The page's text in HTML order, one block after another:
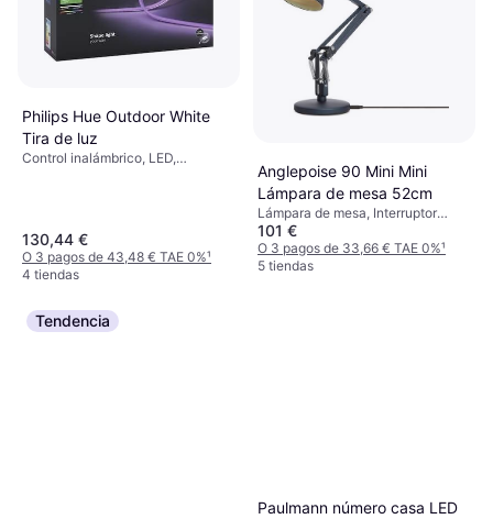
Philips Hue Outdoor White
Tira de luz
Control inalámbrico, LED,
130,44 €
O 3 pagos de 43,48 € TAE 0%¹
4 tiendas
Anglepoise 90 Mini Mini
Lámpara de mesa 52cm
Lámpara de mesa, Interruptor
incorporado, LED, Regulable, Gris,
Plata, Negro, Rojo, Azul, Beige,
Acero, Metal, Aluminio, Clase IP:
101 €
O 3 pagos de 33,66 € TAE 0%¹
5 tiendas
Tendencia
Paulmann número casa LED